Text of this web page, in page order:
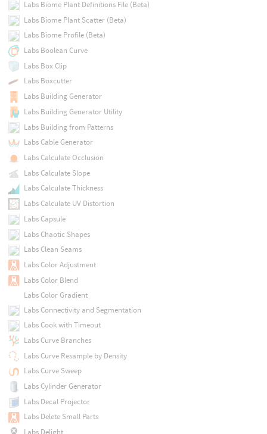
Labs Biome Plant Definitions File (Beta)
Labs Biome Plant Scatter (Beta)
Labs Biome Profile (Beta)
Labs Boolean Curve
Labs Box Clip
Labs Boxcutter
Labs Building Generator
Labs Building Generator Utility
Labs Building from Patterns
Labs Cable Generator
Labs Calculate Occlusion
Labs Calculate Slope
Labs Calculate Thickness
Labs Calculate UV Distortion
Labs Capsule
Labs Chaotic Shapes
Labs Clean Seams
Labs Color Adjustment
Labs Color Blend
Labs Color Gradient
Labs Connectivity and Segmentation
Labs Cook with Timeout
Labs Curve Branches
Labs Curve Resample by Density
Labs Curve Sweep
Labs Cylinder Generator
Labs Decal Projector
Labs Delete Small Parts